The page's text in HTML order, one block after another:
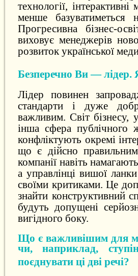
технології,
менше базуватиметься
Прогресивна бізнес-
виховує менеджерів
розвиток української
Безперечно Ви — лідер.
Лідер повинен
стандарти і дуже
важливим. Світ бізнесу,
інша сфера публічного
конфліктують окремі
що є дійсно
компанії навіть
а управлінці вишої
своїми критиками. Це
знайти конструктивний
будуть допущені
вигідного боку.
Що є важливішим для
чи, наприклад,
поєднувати ці дві речі?